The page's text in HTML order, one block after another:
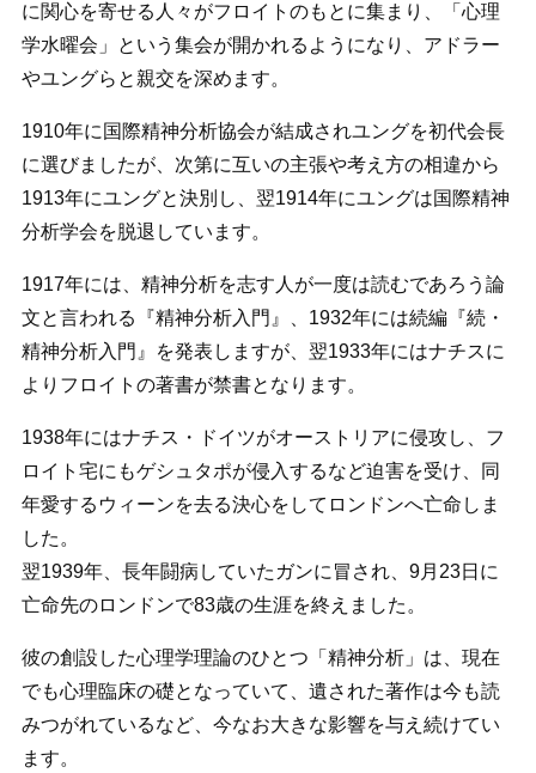
に関心を寄せる人々がフロイトのもとに集まり、「心理
学水曜会」という集会が開かれるようになり、アドラー
やユングらと親交を深めます。
1910年に国際精神分析協会が結成されユングを初代会長
に選びましたが、次第に互いの主張や考え方の相違から
1913年にユングと決別し、翌1914年にユングは国際精神
分析学会を脱退しています。
1917年には、精神分析を志す人が一度は読むであろう論
文と言われる『精神分析入門』、1932年には続編『続・
精神分析入門』を発表しますが、翌1933年にはナチスに
よりフロイトの著書が禁書となります。
1938年にはナチス・ドイツがオーストリアに侵攻し、フ
ロイト宅にもゲシュタポが侵入するなど迫害を受け、同
年愛するウィーンを去る決心をしてロンドンへ亡命しま
した。
翌1939年、長年闘病していたガンに冒され、9月23日に
亡命先のロンドンで83歳の生涯を終えました。
彼の創設した心理学理論のひとつ「精神分析」は、現在
でも心理臨床の礎となっていて、遺された著作は今も読
みつがれているなど、今なお大きな影響を与え続けてい
ます。